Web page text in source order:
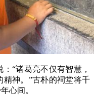
“诸葛亮不仅有智慧，
神。”古朴的祠堂将千
心间。